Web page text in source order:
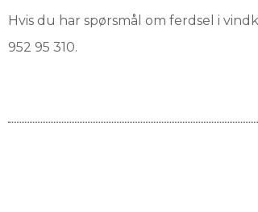
Hvis du har spørsmål om ferdsel i
952 95 310.